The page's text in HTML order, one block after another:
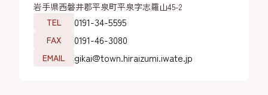
岩手県西磐井郡平泉町平泉字志羅山45-2
TEL
0191-34-5595
FAX 0191-46-3080
EMAIL gikai@town.hiraizumi.iwate.jp